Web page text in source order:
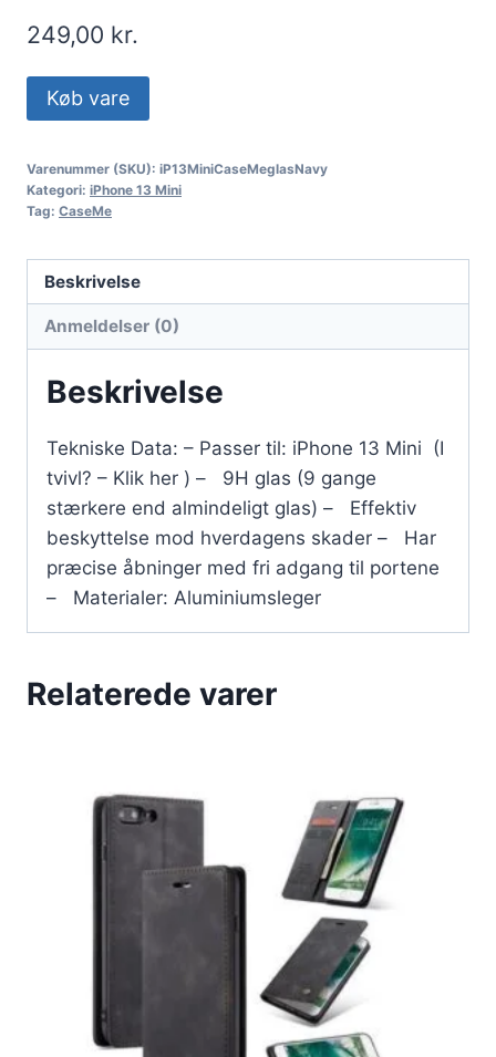
249,00 kr.
Køb vare
Varenummer (SKU): iP13MiniCaseMeglasNavy
Kategori: iPhone 13 Mini
Tag: CaseMe
Beskrivelse
Anmeldelser (0)
Beskrivelse
Tekniske Data: – Passer til: iPhone 13 Mini (I
tvivl? – Klik her ) – 9H glas (9 gange
stærkere end almindeligt glas) – Effektiv
beskyttelse mod hverdagens skader – Har
præcise åbninger med fri adgang til portene
– Materialer: Aluminiumsleger
Relaterede varer